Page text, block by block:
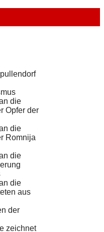
die
Opfer der
die
Romnija
die
die
aus
der
zeichnet